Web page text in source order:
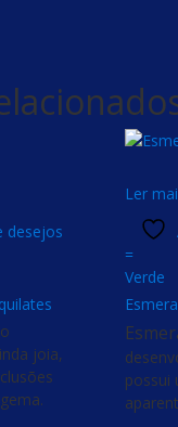
desejos
joia,
Ler
=
Verde
possui